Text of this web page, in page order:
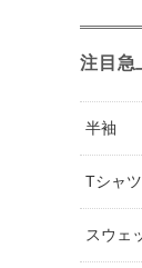
注目急
半袖
Tシャツ
スウェ